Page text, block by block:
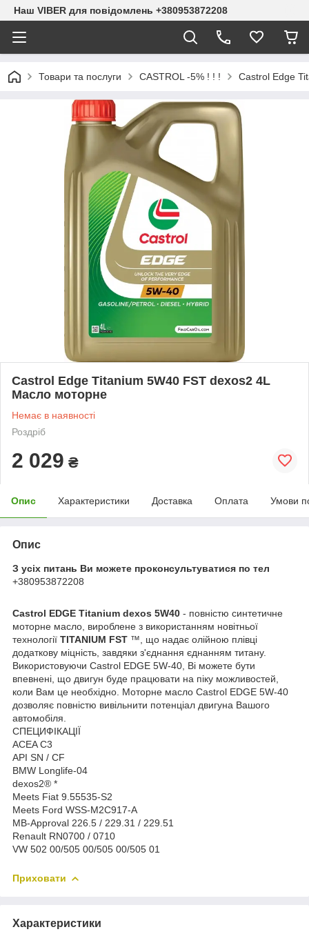
Наш VIBER для повідомлень +380953872208
Товари та послуги CASTROL -5% ! ! ! Castrol Edge
Castrol Edge Titanium 5W40 FST dexos2 4L
Масло моторне
Немає в наявності
Роздріб
2 029 ₴
Опис Характеристики Доставка Оплата Умови
Опис
З усіх питань Ви можете проконсультуватися по тел
+380953872208
Castrol EDGE Titanium dexos 5W40 - повністю синтетичне
моторне масло, вироблене з використанням новітньої
технології TITANIUM FST ™, що надає олійною плівці
додаткову міцність, завдяки з'єднання єднанням титану.
Використовуючи Castrol EDGE 5W-40, Ві можете бути
впевнені, що двигун буде працювати на піку можливостей,
коли Вам це необхідно. Моторне масло Castrol EDGE 5W-40
дозволяє повністю вивільнити потенціал двигуна Вашого
автомобіля.
СПЕЦИФІКАЦІЇ
ACEA C3
API SN / CF
BMW Longlife-04
dexos2® *
Meets Fiat 9.55535-S2
Meets Ford WSS-M2C917-A
MB-Approval 226.5 / 229.31 / 229.51
Renault RN0700 / 0710
VW 502 00/505 00/505 00/505 01
Приховати
Характеристики